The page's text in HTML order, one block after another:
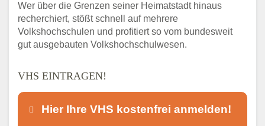
Wer über die Grenzen seiner Heimatstadt hinaus
recherchiert, stößt schnell auf mehrere
Volkshochschulen und profitiert so vom bundesweit
gut ausgebauten Volkshochschulwesen.
VHS EINTRAGEN!
Hier Ihre VHS kostenfrei anmelden!